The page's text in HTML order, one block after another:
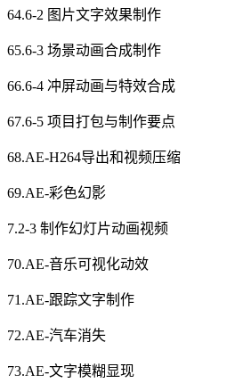
64.6-2 图片文字效果制作
65.6-3 场景动画合成制作
66.6-4 冲屏动画与特效合成
67.6-5 项目打包与制作要点
68.AE-H264导出和视频压缩
69.AE-彩色幻影
7.2-3 制作幻灯片动画视频
70.AE-音乐可视化动效
71.AE-跟踪文字制作
72.AE-汽车消失
73.AE-文字模糊显现